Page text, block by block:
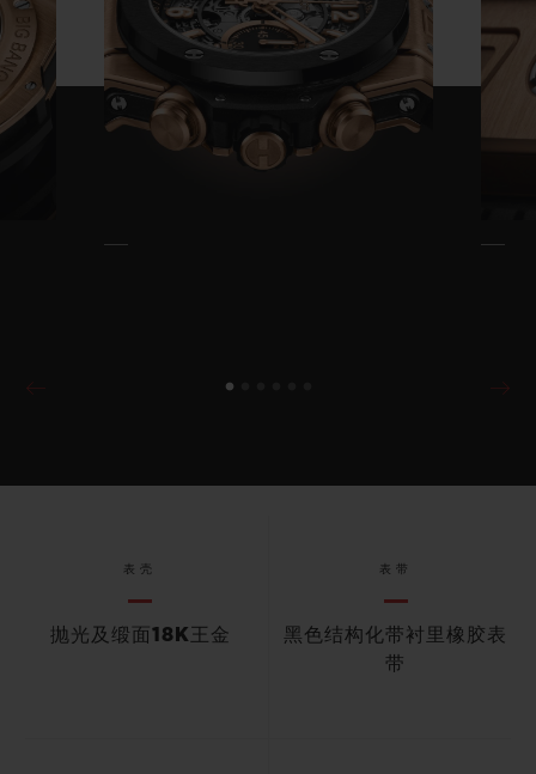
表壳
抛光及缎面18K王金
表带
黑色结构化带衬里橡胶表
带